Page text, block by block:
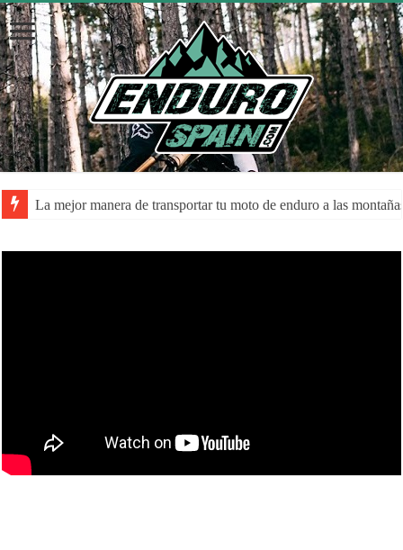
La mejor manera de transportar tu moto de enduro a las